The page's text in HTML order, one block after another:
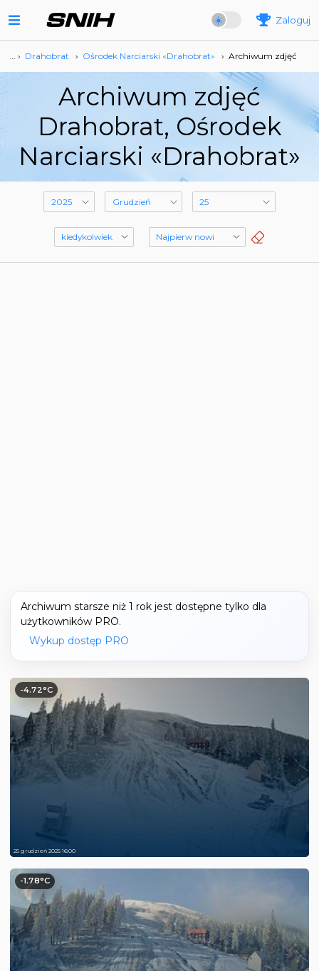
Zaloguj
… › Drahobrat › Ośrodek Narciarski «Drahobrat» › Archiwum zdjęć
Archiwum zdjęć
Drahobrat, Ośrodek
Narciarski «Drahobrat»
Archiwum starsze niż 1 rok jest dostępne tylko dla
użytkowników PRO.
Wykup dostęp PRO
-4.72°C
25 grudzień 2025 16:00
-1.78°C